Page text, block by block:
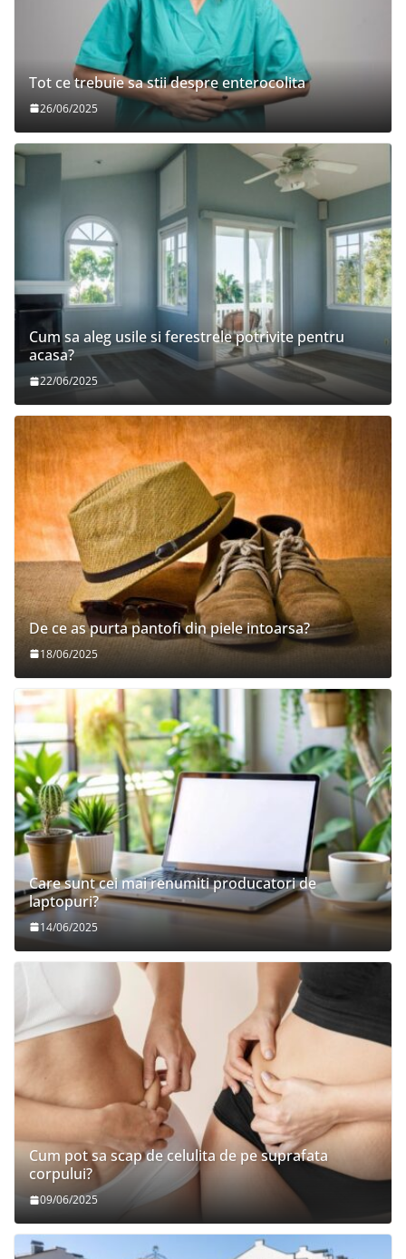
Tot ce trebuie sa stii despre enterocolita
26/06/2025
Cum sa aleg usile si ferestrele potrivite pentru
acasa?
22/06/2025
De ce as purta pantofi din piele intoarsa?
18/06/2025
Care sunt cei mai renumiti producatori de
laptopuri?
14/06/2025
Cum pot sa scap de celulita de pe suprafata
corpului?
09/06/2025